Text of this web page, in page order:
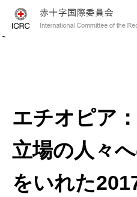
<
エチオピア
立場の人々
をいれた